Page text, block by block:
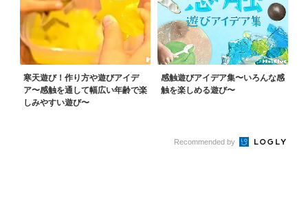
寒天遊び！作り方や遊びアイデ
ア〜感触を通して幅広い年齢で楽
しみやすい遊び〜
感触遊びアイデア集〜いろんな感
触を楽しめる遊び〜
Recommended by